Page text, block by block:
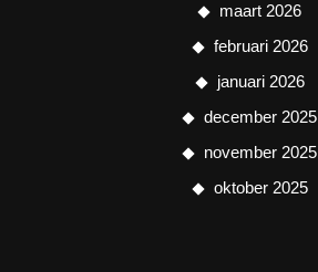
maart 2026
februari 2026
januari 2026
december 2025
november 2025
oktober 2025